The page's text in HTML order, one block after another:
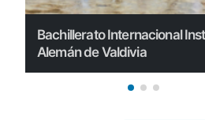
Bachillerato Internacional
Alemán de Valdivia